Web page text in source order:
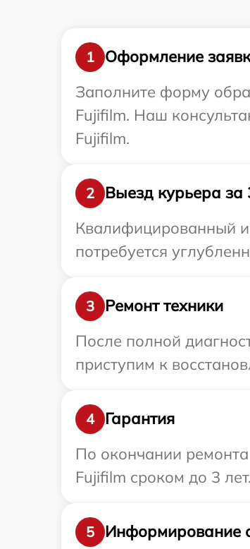
1
Оформление
Заполните форму
Fujifilm. Наш
Fujifilm.
2
Выезд курьера за
Квалифицированный
потребуется
3
Ремонт техники
После полной
приступим к
4
Гарантия
По окончании
Fujifilm сроком до 3 лет.
5
Информирование